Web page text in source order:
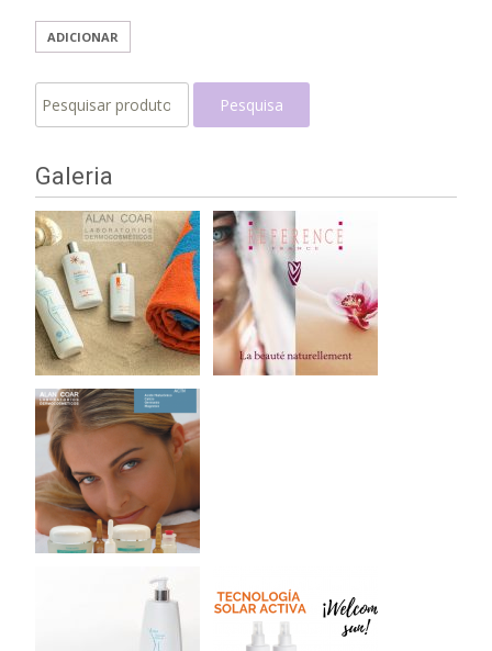
ADICIONAR
Pesquisar
por:
Pesquisa
Galeria